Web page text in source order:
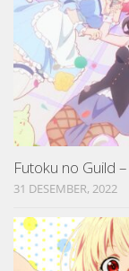
Futoku no Guild
31 DESEMBER, 2022